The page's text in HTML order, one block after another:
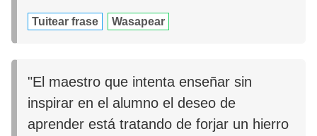
Tuitear frase Wasapear
"El maestro que intenta enseñar sin
inspirar en el alumno el deseo de
aprender está tratando de forjar un hierro